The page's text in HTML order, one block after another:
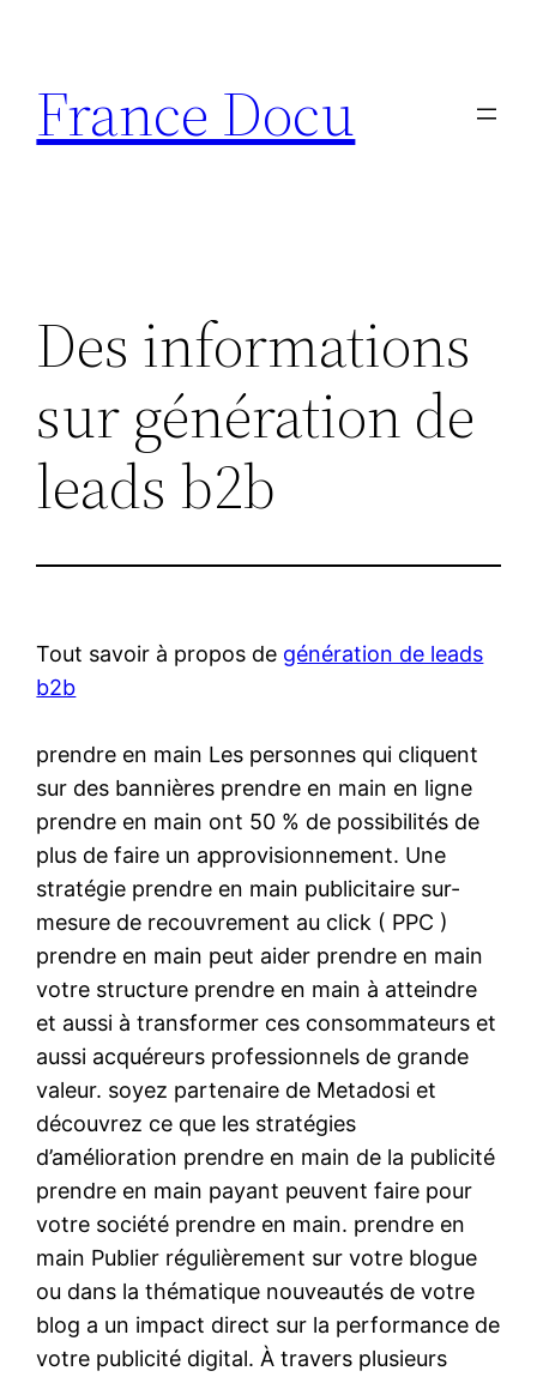
contenu
France Docu
Des informations
sur génération de
leads b2b
Tout savoir à propos de génération de leads
b2b
prendre en main Les personnes qui cliquent
sur des bannières prendre en main en ligne
prendre en main ont 50 % de possibilités de
plus de faire un approvisionnement. Une
stratégie prendre en main publicitaire sur-
mesure de recouvrement au click ( PPC )
prendre en main peut aider prendre en main
votre structure prendre en main à atteindre
et aussi à transformer ces consommateurs et
aussi acquéreurs professionnels de grande
valeur. soyez partenaire de Metadosi et
découvrez ce que les stratégies
d’amélioration prendre en main de la publicité
prendre en main payant peuvent faire pour
votre société prendre en main. prendre en
main Publier régulièrement sur votre blogue
ou dans la thématique nouveautés de votre
blog a un impact direct sur la performance de
votre publicité digital. À travers plusieurs